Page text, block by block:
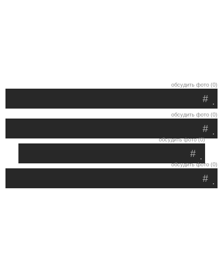
обсудить фото (0)
.
#
обсудить фото (0)
.
#
обсудить фото (0)
.
#
обсудить фото (0)
.
#